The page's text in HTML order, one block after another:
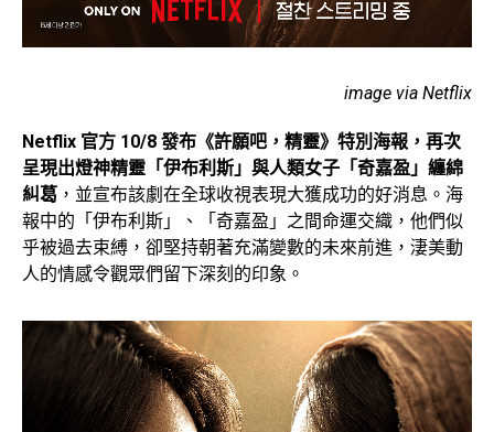
image via Netflix
Netflix 官方 10/8 發布《許願吧，精靈》特別海報，再次
呈現出燈神精靈「伊布利斯」與人類女子「奇嘉盈」纏綿
糾葛 ，並宣布該劇在全球收視表現大獲成功的好消息。海
報中的「伊布利斯」、「奇嘉盈」之間命運交織，他們似
乎被過去束縛，卻堅持朝著充滿變數的未來前進，淒美動
人的情感令觀眾們留下深刻的印象。